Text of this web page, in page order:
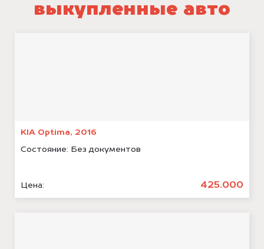
выкупленные авто
KIA Optima, 2016
Состояние: Без документов
Цена: 425.000